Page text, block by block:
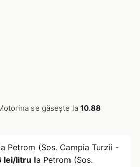
se găsește la 10.88
Petrom (Sos. Campia Turzii -
lei/litru la Petrom (Sos.